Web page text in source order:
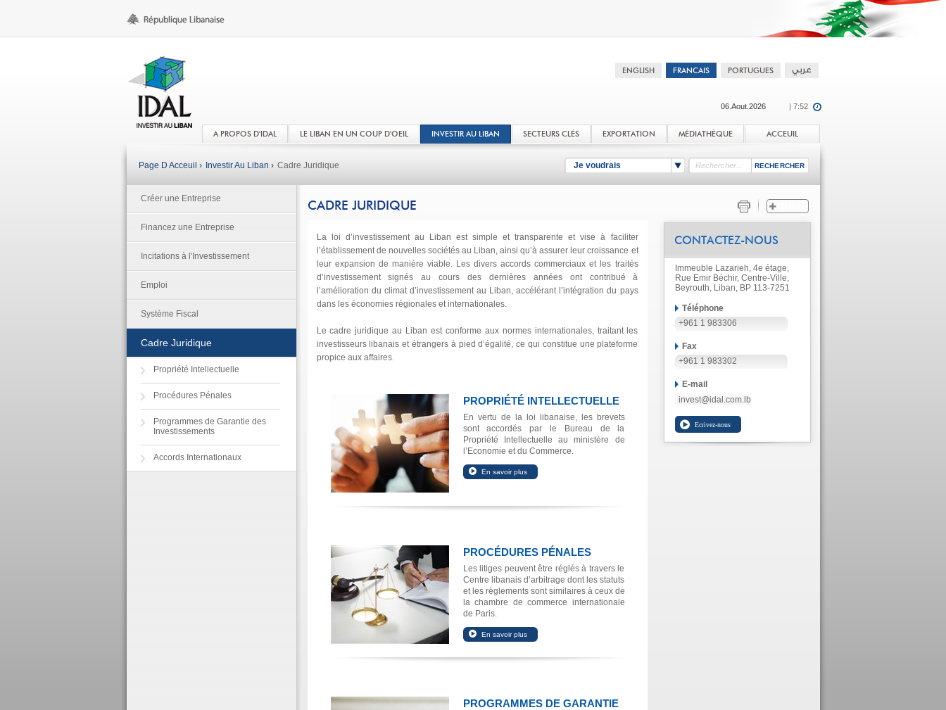
06.Aout.2026 | 7:52
A PROPOS D'IDAL LE LIBAN EN UN COUP D'OEIL INVESTIR AU LIBAN SECTEURS CLÉS EXPORTATION MÉDIATHÈQUE ACCEUIL
Je voudrais
Page D Acceuil › Investir Au Liban › Cadre Juridique
Créer une Entreprise
Financez une Entreprise
Incitations à l'Investissement
Emploi
Système Fiscal
Cadre Juridique
Propriété Intellectuelle
Procédures Pénales
Programmes de Garantie des
Investissements
Accords Internationaux
CADRE JURIDIQUE
La loi d’investissement au Liban est simple et transparente et vise à faciliter
l’établissement de nouvelles sociétés au Liban, ainsi qu’à assurer leur croissance et
leur expansion de manière viable. Les divers accords commerciaux et les traités
d’investissement signés au cours des dernières années ont contribué à
l’amélioration du climat d’investissement au Liban, accélérant l’intégration du pays
dans les économies régionales et internationales.
Le cadre juridique au Liban est conforme aux normes internationales, traitant les
investisseurs libanais et étrangers à pied d’égalité, ce qui constitue une plateforme
propice aux affaires.
PROPRIÉTÉ INTELLECTUELLE
En vertu de la loi libanaise, les brevets
sont accordés par le Bureau de la
Propriété Intellectuelle au ministère de
l’Economie et du Commerce.
PROCÉDURES PÉNALES
Les litiges peuvent être réglés à travers le
Centre libanais d’arbitrage dont les statuts
et les règlements sont similaires à ceux de
la chambre de commerce internationale
de Paris.
PROGRAMMES DE GARANTIE
CONTACTEZ-NOUS
Immeuble Lazarieh, 4e étage,
Rue Emir Béchir, Centre-Ville,
Beyrouth, Liban, BP 113-7251
Téléphone
+961 1 983306
Fax
+961 1 983302
E-mail
invest@idal.com.lb